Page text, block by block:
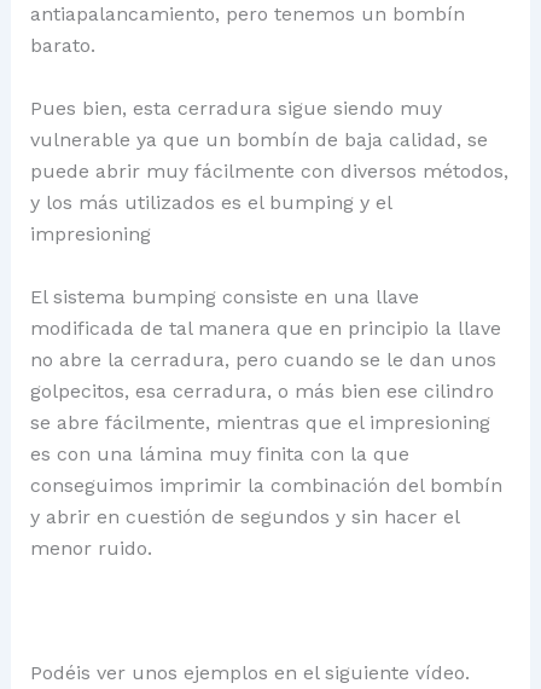
antiapalancamiento, pero tenemos un bombín
barato.
Pues bien, esta cerradura sigue siendo muy
vulnerable ya que un bombín de baja calidad, se
puede abrir muy fácilmente con diversos métodos,
y los más utilizados es el bumping y el
impresioning
El sistema bumping consiste en una llave
modificada de tal manera que en principio la llave
no abre la cerradura, pero cuando se le dan unos
golpecitos, esa cerradura, o más bien ese cilindro
se abre fácilmente, mientras que el impresioning
es con una lámina muy finita con la que
conseguimos imprimir la combinación del bombín
y abrir en cuestión de segundos y sin hacer el
menor ruido.
Podéis ver unos ejemplos en el siguiente vídeo.